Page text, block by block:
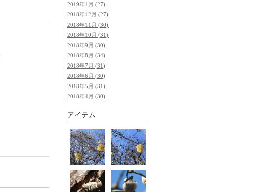
2019年1月 (27)
2018年12月 (27)
2018年11月 (30)
2018年10月 (31)
2018年9月 (30)
2018年8月 (34)
2018年7月 (31)
2018年6月 (30)
2018年5月 (31)
2018年4月 (30)
アイテム